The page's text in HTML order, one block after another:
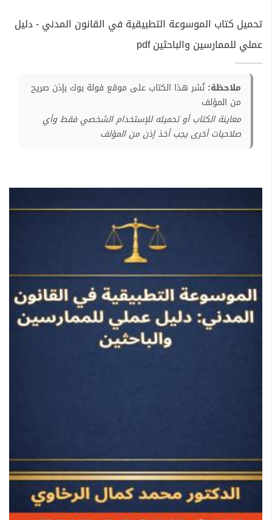
تحميل كتاب الموسوعة التطبيقية في القانون المدني - دليل
عملي للممارسين والباحثين pdf
ملاحظة: نُشر هذا الكتاب على موقع فولة بوك بإذن صريح
من المؤلف
معاينة الكتاب أو تحميله للإستخدام الشخصي فقط وأي
صلاحيات أخرى يجب أخذ إذن من المؤلف